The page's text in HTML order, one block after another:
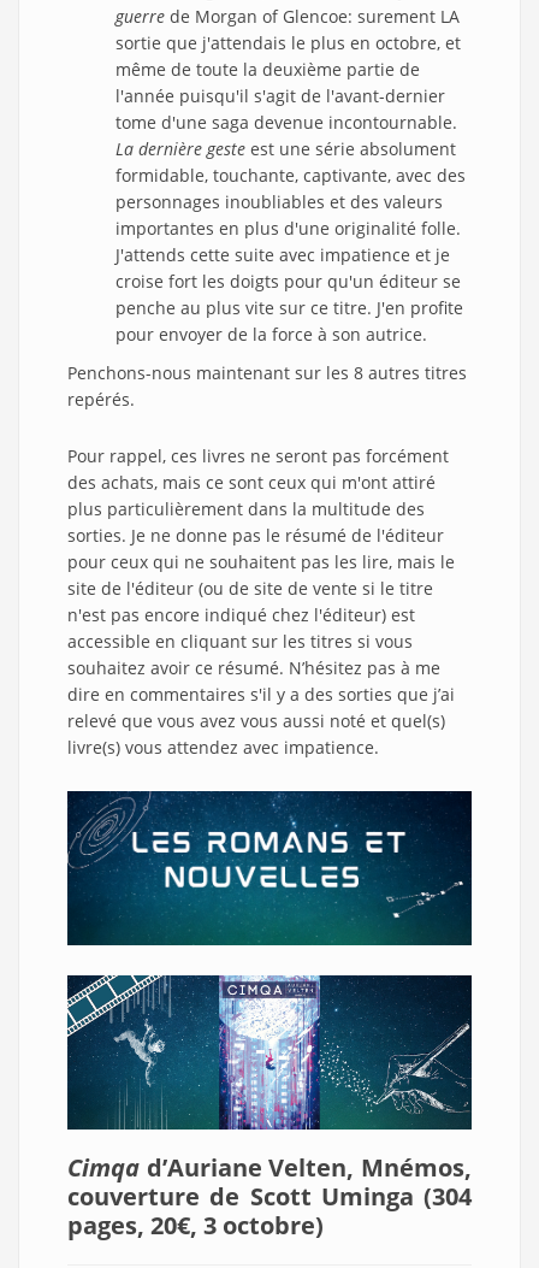
guerre de Morgan of Glencoe: surement LA
sortie que j'attendais le plus en octobre, et
même de toute la deuxième partie de
l'année puisqu'il s'agit de l'avant-dernier
tome d'une saga devenue incontournable.
La dernière geste est une série absolument
formidable, touchante, captivante, avec des
personnages inoubliables et des valeurs
importantes en plus d'une originalité folle.
J'attends cette suite avec impatience et je
croise fort les doigts pour qu'un éditeur se
penche au plus vite sur ce titre. J'en profite
pour envoyer de la force à son autrice.
Penchons-nous maintenant sur les 8 autres titres
repérés.
Pour rappel, ces livres ne seront pas forcément
des achats, mais ce sont ceux qui m'ont attiré
plus particulièrement dans la multitude des
sorties. Je ne donne pas le résumé de l'éditeur
pour ceux qui ne souhaitent pas les lire, mais le
site de l'éditeur (ou de site de vente si le titre
n'est pas encore indiqué chez l'éditeur) est
accessible en cliquant sur les titres si vous
souhaitez avoir ce résumé. N’hésitez pas à me
dire en commentaires s'il y a des sorties que j’ai
relevé que vous avez vous aussi noté et quel(s)
livre(s) vous attendez avec impatience.
Cimqa d’Auriane Velten, Mnémos,
couverture de Scott Uminga (304
pages, 20€, 3 octobre)